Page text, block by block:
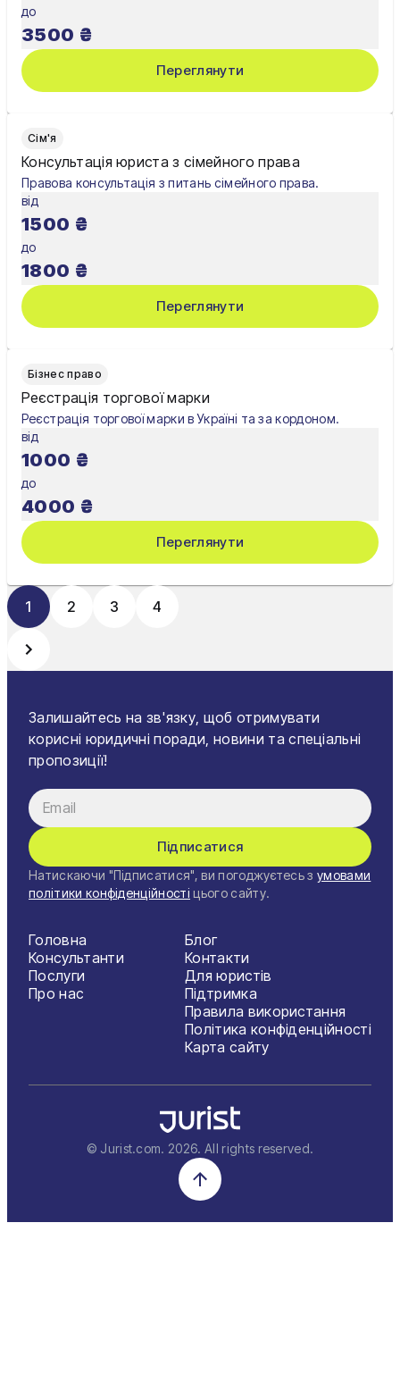
до
3500 ₴
Переглянути
Сім'я
Консультація юриста з сімейного права
Правова консультація з питань сімейного права.
від
1500 ₴
до
1800 ₴
Переглянути
Бізнес право
Реєстрація торгової марки
Реєстрація торгової марки в Україні та за кордоном.
від
1000 ₴
до
4000 ₴
Переглянути
1 2 3 4
Залишайтесь на зв'язку, щоб отримувати
корисні юридичні поради, новини та спеціальні
пропозиції!
Підписатися
Натискаючи "Підписатися", ви погоджуєтесь з умовами
політики конфіденційності цього сайту.
Головна
Консультанти
Послуги
Про нас
Блог
Контакти
Для юристів
Підтримка
Правила використання
Політика конфіденційності
Карта сайту
© Jurist.com. 2026. All rights reserved.